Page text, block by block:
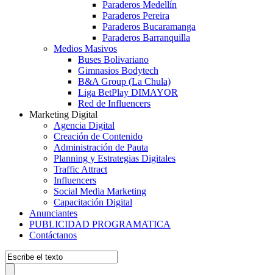
Paraderos Medellín
Paraderos Pereira
Paraderos Bucaramanga
Paraderos Barranquilla
Medios Masivos
Buses Bolivariano
Gimnasios Bodytech
B&A Group (La Chula)
Liga BetPlay DIMAYOR
Red de Influencers
Marketing Digital
Agencia Digital
Creación de Contenido
Administración de Pauta
Planning y Estrategias Digitales
Traffic Attract
Influencers
Social Media Marketing
Capacitación Digital
Anunciantes
PUBLICIDAD PROGRAMATICA
Contáctanos